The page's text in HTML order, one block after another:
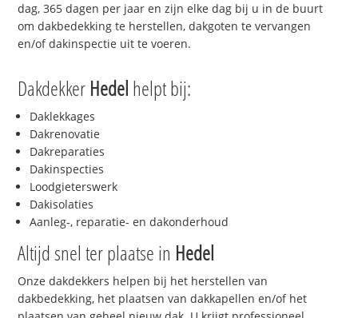
dag, 365 dagen per jaar en zijn elke dag bij u in de buurt
om dakbedekking te herstellen, dakgoten te vervangen
en/of dakinspectie uit te voeren.
Dakdekker Hedel helpt bij:
Daklekkages
Dakrenovatie
Dakreparaties
Dakinspecties
Loodgieterswerk
Dakisolaties
Aanleg-, reparatie- en dakonderhoud
Altijd snel ter plaatse in Hedel
Onze dakdekkers helpen bij het herstellen van
dakbedekking, het plaatsen van dakkapellen en/of het